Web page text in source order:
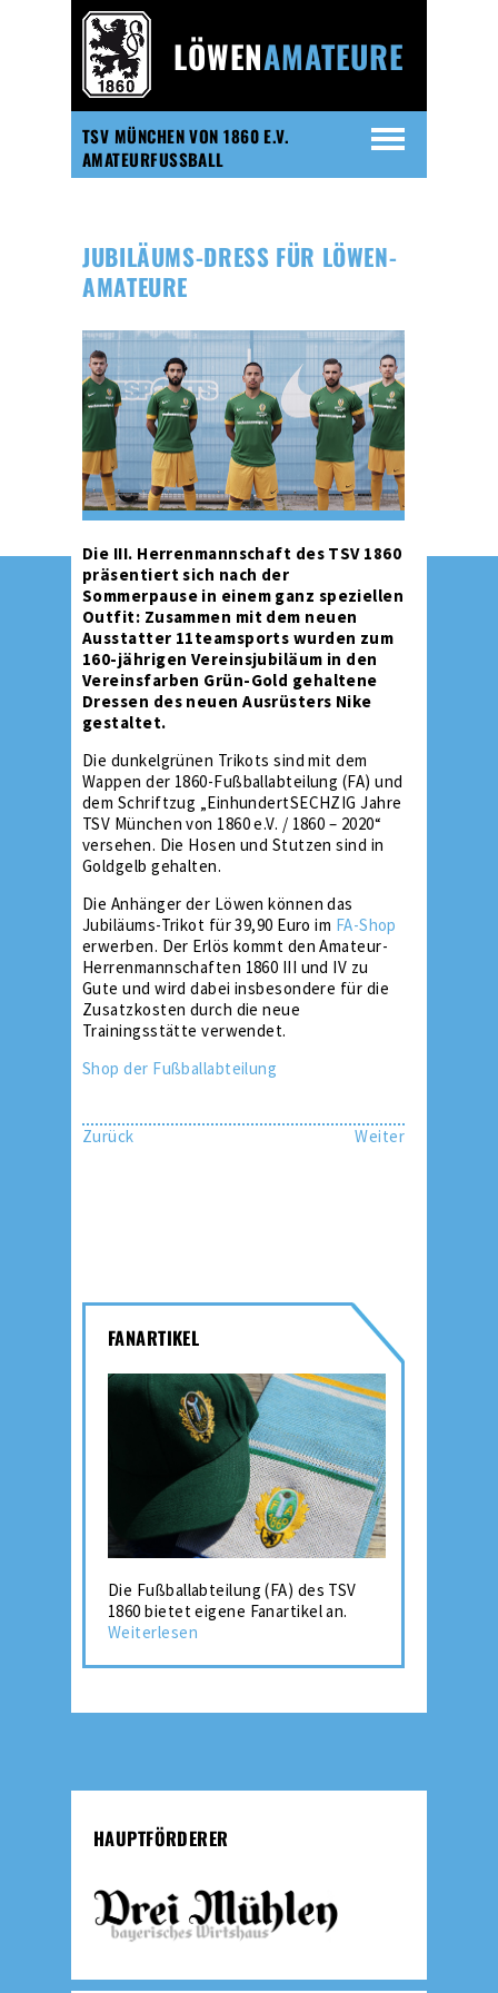
TSV MÜNCHEN VON 1860 E.V.
AMATEURFUSSBALL
LÖWENAMATEURE
JUBILÄUMS-DRESS FÜR LÖWEN-
AMATEURE
Die III. Herrenmannschaft des TSV 1860
präsentiert sich nach der
Sommerpause in einem ganz speziellen
Outfit: Zusammen mit dem neuen
Ausstatter 11teamsports wurden zum
160-jährigen Vereinsjubiläum in den
Vereinsfarben Grün-Gold gehaltene
Dressen des neuen Ausrüsters Nike
gestaltet.
Die dunkelgrünen Trikots sind mit dem
Wappen der 1860-Fußballabteilung (FA) und
dem Schriftzug „EinhundertSECHZIG Jahre
TSV München von 1860 e.V. / 1860 – 2020“
versehen. Die Hosen und Stutzen sind in
Goldgelb gehalten.
Die Anhänger der Löwen können das
Jubiläums-Trikot für 39,90 Euro im FA-Shop
erwerben. Der Erlös kommt den Amateur-
Herrenmannschaften 1860 III und IV zu
Gute und wird dabei insbesondere für die
Zusatzkosten durch die neue
Trainingsstätte verwendet.
Shop der Fußballabteilung
Zurück Weiter
FANARTIKEL
Die Fußballabteilung (FA) des TSV
1860 bietet eigene Fanartikel an.
Weiterlesen
HAUPTFÖRDERER